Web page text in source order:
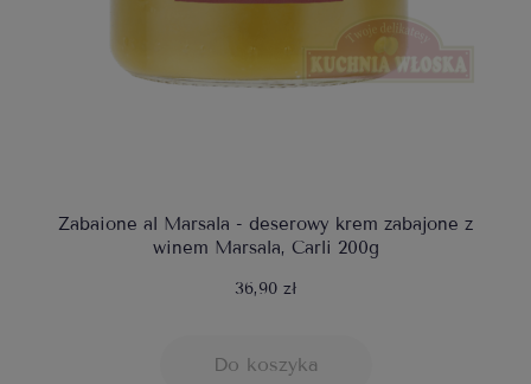
Zabaione al Marsala - deserowy krem zabajone z
winem Marsala, Carli 200g
36,90 zł
Do koszyka